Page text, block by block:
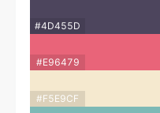
#4D455D
#E96479
#F5E9CF